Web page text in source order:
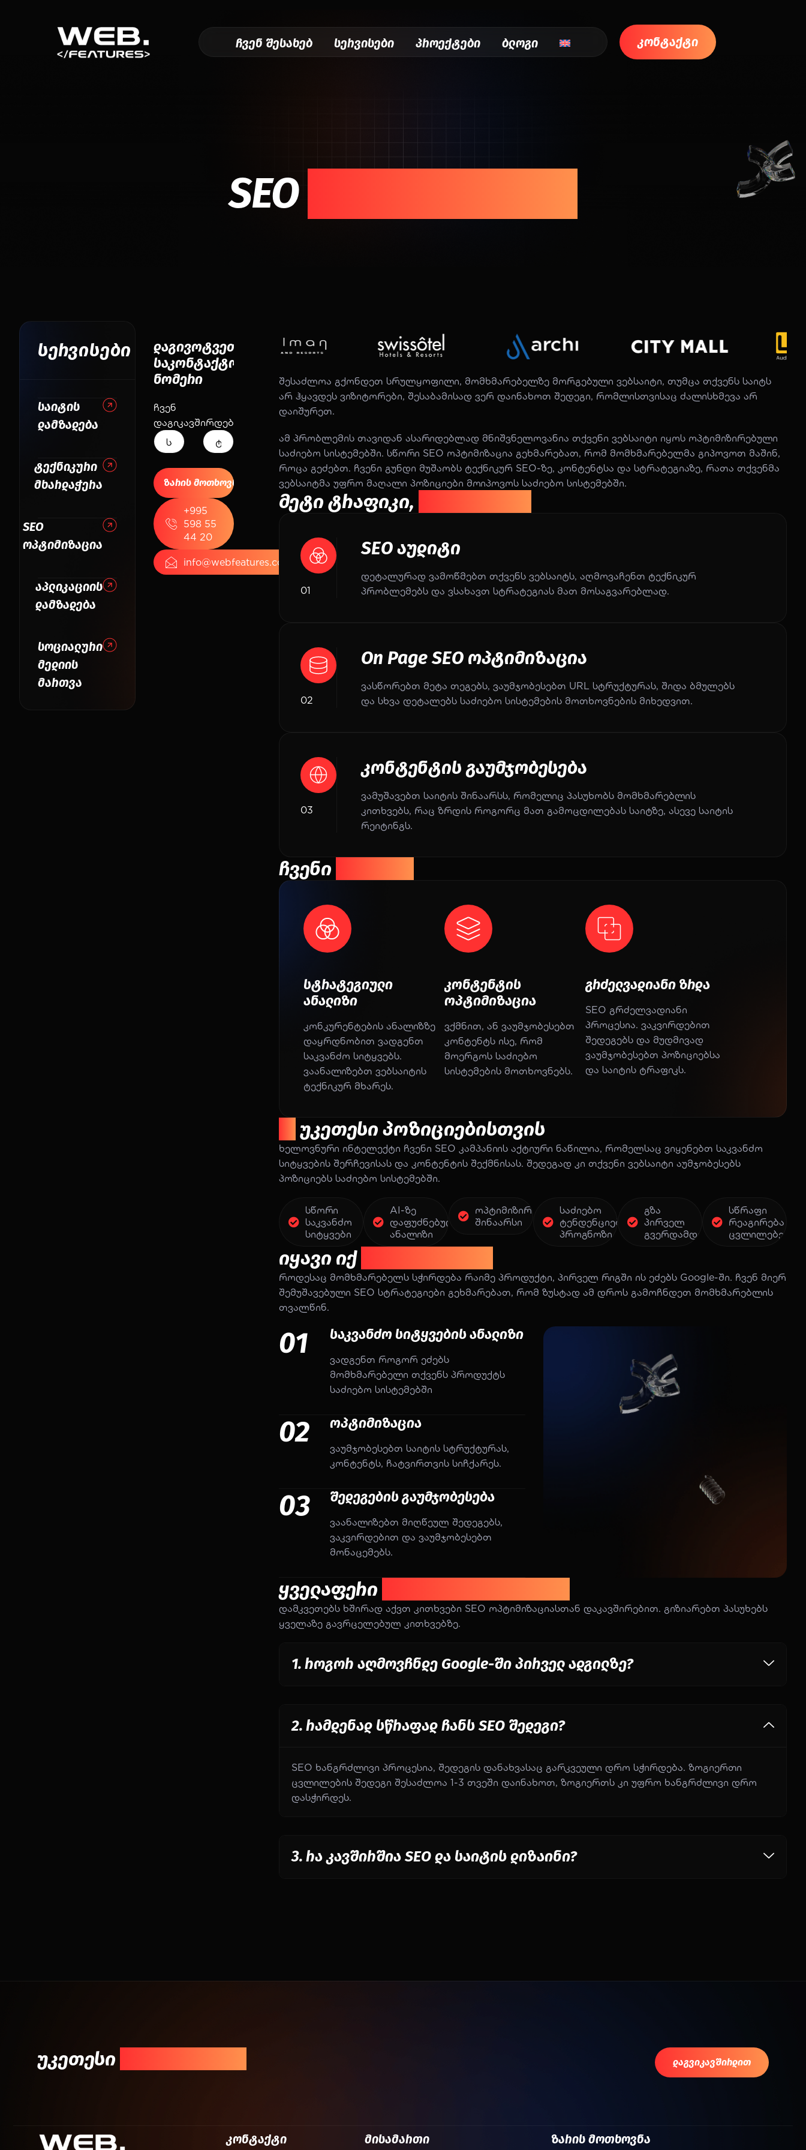
ჩვენ შესახებ სერვისები პროექტები ბლოგი კონტაქტი
SEO
სერვისები
საიტის
დამზადება
ტექნიკური
მხარდაჭერა
SEO
ოპტიმიზაცია
აპლიკაციის
დამზადება
სოციალური
მედიის
მართვა
დაგივოტვეთ
საკონტაქტო
ნომერი
ჩვენ
დაგიკავშირდებით!
+995
598 55
44 20
info@webfeatures.co
შესაძლოა გქონდეთ სრულყოფილი, მომხმარებელზე მორგებული ვებსაიტი, თუმცა თქვენს საიტს
არ ჰყავდეს ვიზიტორები, შესაბამისად ვერ დაინახოთ შედეგი, რომლისთვისაც ძალისხმევა არ
დაიშურეთ.
ამ პრობლემის თავიდან ასარიდებლად მნიშვნელოვანია თქვენი ვებსაიტი იყოს ოპტიმიზირებული
საძიებო სისტემებში. სწორი SEO ოპტიმიზაცია გეხმარებათ, რომ მომხმარებელმა გიპოვოთ მაშინ,
როცა გეძებთ. ჩვენი გუნდი მუშაობს ტექნიკურ SEO-ზე, კონტენტსა და სტრატეგიაზე, რათა თქვენმა
ვებსაიტმა უფრო მაღალი პოზიციები მოიპოვოს საძიებო სისტემებში.
მეტი ტრაფიკი,
01
SEO აუდიტი
დეტალურად ვამოწმებთ თქვენს ვებსაიტს, აღმოვაჩენთ ტექნიკურ
პრობლემებს და ვსახავთ სტრატეგიას მათ მოსაგვარებლად.
02
On Page SEO ოპტიმიზაცია
ვასწორებთ მეტა თეგებს, ვაუმჯობესებთ URL სტრუქტურას, შიდა ბმულებს
და სხვა დეტალებს საძიებო სისტემების მოთხოვნების მიხედვით.
03
კონტენტის გაუმჯობესება
ვამუშავებთ საიტის შინაარსს, რომელიც პასუხობს მომხმარებლის
კითხვებს, რაც ზრდის როგორც მათ გამოცდილებას საიტზე, ასევე საიტის
რეიტინგს.
ჩვენი
სტრატეგიული
ანალიზი
კონკურენტების ანალიზზე
დაყრდნობით ვადგენთ
საკვანძო სიტყვებს.
ვაანალიზებთ ვებსაიტის
ტექნიკურ მხარეს.
კონტენტის
ოპტიმიზაცია
ვქმნით, ან ვაუმჯობესებთ
კონტენტს ისე, რომ
მოერგოს საძიებო
სისტემების მოთხოვნებს.
გრძელვადიანი ზრდა
SEO გრძელვადიანი
პროცესია. ვაკვირდებით
შედეგებს და მუდმივად
ვაუმჯობესებთ პოზიციებსა
და საიტის ტრაფიკს.
უკეთესი პოზიციებისთვის
ხელოვნური ინტელექტი ჩვენი SEO კამპანიის აქტიური ნაწილია, რომელსაც ვიყენებთ საკვანძო
სიტყვების შერჩევისას და კონტენტის შექმნისას. შედეგად კი თქვენი ვებსაიტი აუმჯობესებს
პოზიციებს საძიებო სისტემებში.
სწორი
საკვანძო
სიტყვები
AI-ზე
დაფუძნებული
ანალიზი
ოპტიმიზირებული
შინაარსი
საძიებო
ტენდენციების
პროგნოზი
გზა
პირველ
გვერდამდე
სწრაფი
რეაგირება
ცვლილებებზე
იყავი იქ
როდესაც მომხმარებელს სჭირდება რაიმე პროდუქტი, პირველ რიგში ის ეძებს Google-ში. ჩვენ მიერ
შემუშავებული SEO სტრატეგიები გეხმარებათ, რომ ზუსტად ამ დროს გამოჩნდეთ მომხმარებლის
თვალწინ.
საკვანძო სიტყვების ანალიზი
ვადგენთ როგორ ეძებს
მომხმარებელი თქვენს პროდუქტს
საძიებო სისტემებში
01
ოპტიმიზაცია
ვაუმჯობესებთ საიტის სტრუქტურას,
კონტენტს, ჩატვირთვის სიჩქარეს.
02
შედეგების გაუმჯობესება
ვაანალიზებთ მიღწეულ შედეგებს,
ვაკვირდებით და ვაუმჯობესებთ
მონაცემებს.
03
ყველაფერი
დამკვეთებს ხშირად აქვთ კითხვები SEO ოპტიმიზაციასთან დაკავშირებით. გიზიარებთ პასუხებს
ყველაზე გავრცელებულ კითხვებზე.
როგორ აღმოვჩნდე Google-ში პირველ ადგილზე?
რამდენად სწრაფად ჩანს SEO შედეგი?
SEO ხანგრძლივი პროცესია, შედეგის დანახვასაც გარკვეული დრო სჭირდება. ზოგიერთი
ცვლილების შედეგი შესაძლოა 1-3 თვეში დაინახოთ, ზოგიერთს კი უფრო ხანგრძლივი დრო
დასჭირდეს.
რა კავშირშია SEO და საიტის დიზაინი?
უკეთესი დაგვიკავშირდით
კონტაქტი მისამართი ზარის მოთხოვნა